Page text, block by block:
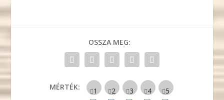
OSSZA MEG:
MÉRTÉK: